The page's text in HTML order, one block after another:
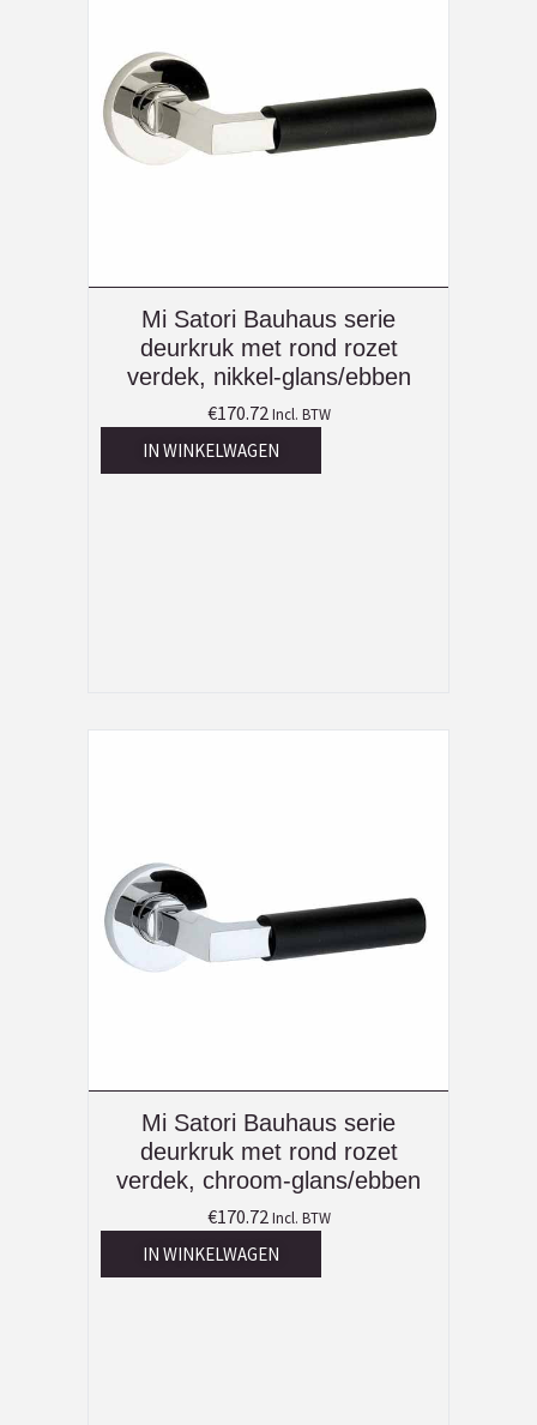
Mi Satori Bauhaus serie
deurkruk met rond rozet
verdek, nikkel-glans/ebben
€170.72 Incl. BTW
IN WINKELWAGEN
Mi Satori Bauhaus serie
deurkruk met rond rozet
verdek, chroom-glans/ebben
€170.72 Incl. BTW
IN WINKELWAGEN